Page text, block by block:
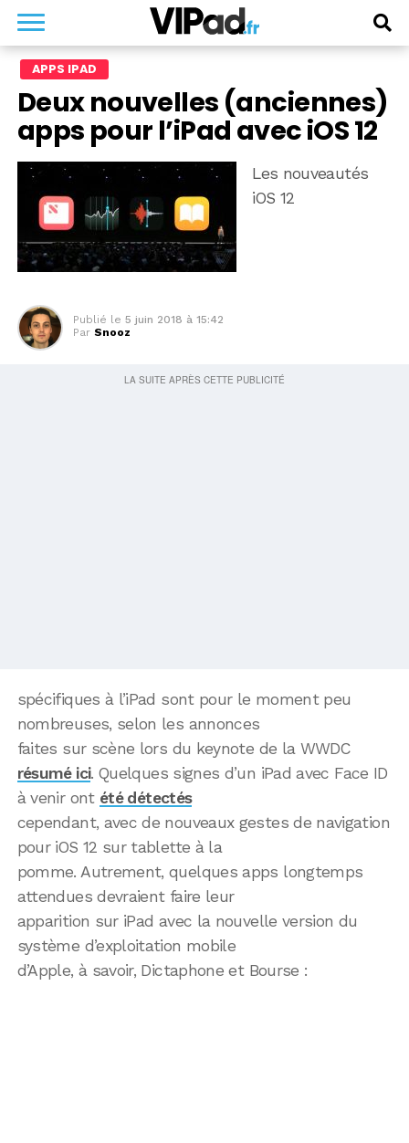
APPS IPAD
Deux nouvelles (anciennes)
apps pour l’iPad avec iOS 12
Les nouveautés
iOS 12
Publié le 5 juin 2018 à 15:42
Par Snooz
spécifiques à l’iPad sont pour le moment peu
nombreuses, selon les annonces
faites sur scène lors du keynote de la WWDC
résumé ici. Quelques signes d’un iPad avec Face ID
à venir ont été détectés
cependant, avec de nouveaux gestes de navigation
pour iOS 12 sur tablette à la
pomme. Autrement, quelques apps longtemps
attendues devraient faire leur
apparition sur iPad avec la nouvelle version du
système d’exploitation mobile
d’Apple, à savoir, Dictaphone et Bourse :